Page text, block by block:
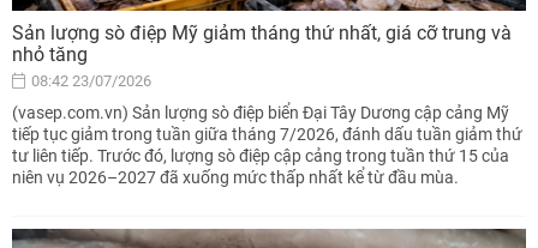
Sản lượng sò điệp Mỹ giảm tháng thứ nhất, giá cỡ trung và
nhỏ tăng
08:42 23/07/2026
(vasep.com.vn) Sản lượng sò điệp biển Đại Tây Dương cập cảng Mỹ
tiếp tục giảm trong tuần giữa tháng 7/2026, đánh dấu tuần giảm thứ
tư liên tiếp. Trước đó, lượng sò điệp cập cảng trong tuần thứ 15 của
niên vụ 2026–2027 đã xuống mức thấp nhất kể từ đầu mùa.